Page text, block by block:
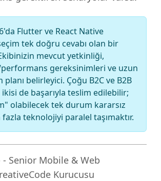
Flutter ve React Native
tek doğru cevabı olan bir
mevcut yetkinliği,
gereksinimleri ve uzun
planı belirleyici. Çoğu B2C ve B2B
de başarıyla teslim edilebilir;
olabilecek tek durum kararsız
teknolojiyi paralel taşımaktır.
- Senior Mobile & Web
Kurucusu